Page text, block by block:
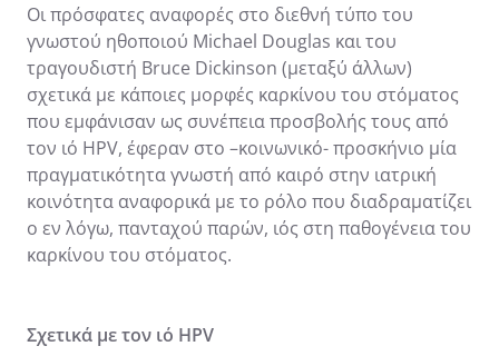
Οι πρόσφατες αναφορές στο διεθνή τύπο του
γνωστού ηθοποιού Michael Douglas και του
τραγουδιστή Bruce Dickinson (μεταξύ άλλων)
σχετικά με κάποιες μορφές καρκίνου του στόματος
που εμφάνισαν ως συνέπεια προσβολής τους από
τον ιό HPV, έφεραν στο –κοινωνικό- προσκήνιο μία
πραγματικότητα γνωστή από καιρό στην ιατρική
κοινότητα αναφορικά με το ρόλο που διαδραματίζει
ο εν λόγω, πανταχού παρών, ιός στη παθογένεια του
καρκίνου του στόματος.
Σχετικά με τον ιό HPV